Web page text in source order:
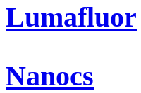
Lumafluor
Nanocs